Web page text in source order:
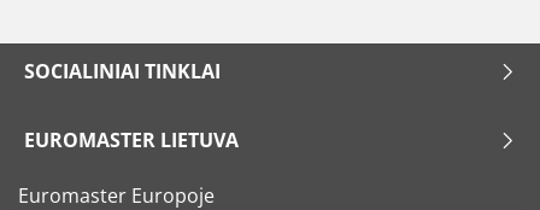
SOCIALINIAI TINKLAI
EUROMASTER LIETUVA
Euromaster Europoje